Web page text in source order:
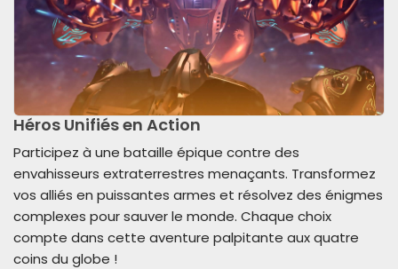
Héros Unifiés en Action
Participez à une bataille épique contre des
envahisseurs extraterrestres menaçants. Transformez
vos alliés en puissantes armes et résolvez des énigmes
complexes pour sauver le monde. Chaque choix
compte dans cette aventure palpitante aux quatre
coins du globe !